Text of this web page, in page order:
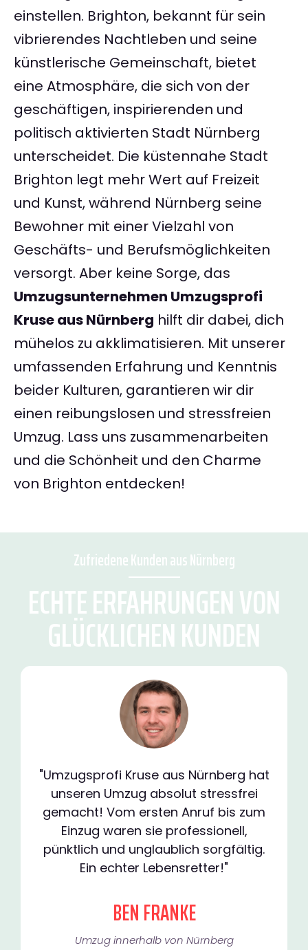
einstellen. Brighton, bekannt für sein
vibrierendes Nachtleben und seine
künstlerische Gemeinschaft, bietet
eine Atmosphäre, die sich von der
geschäftigen, inspirierenden und
politisch aktivierten Stadt Nürnberg
unterscheidet. Die küstennahe Stadt
Brighton legt mehr Wert auf Freizeit
und Kunst, während Nürnberg seine
Bewohner mit einer Vielzahl von
Geschäfts- und Berufsmöglichkeiten
versorgt. Aber keine Sorge, das
Umzugsunternehmen Umzugsprofi
Kruse aus Nürnberg hilft dir dabei, dich
mühelos zu akklimatisieren. Mit unserer
umfassenden Erfahrung und Kenntnis
beider Kulturen, garantieren wir dir
einen reibungslosen und stressfreien
Umzug. Lass uns zusammenarbeiten
und die Schönheit und den Charme
von Brighton entdecken!
Zufriedene Kunden aus Nürnberg
ECHTE ERFAHRUNGEN VON
GLÜCKLICHEN KUNDEN
"Umzugsprofi Kruse aus Nürnberg hat
unseren Umzug absolut stressfrei
gemacht! Vom ersten Anruf bis zum
Einzug waren sie professionell,
pünktlich und unglaublich sorgfältig.
Ein echter Lebensretter!"
BEN FRANKE
Umzug innerhalb von Nürnberg​